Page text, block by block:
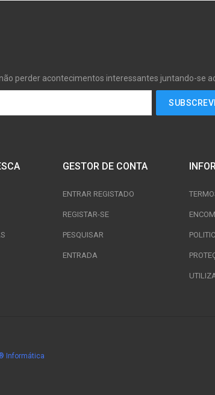
perder acontecimentos interessantes juntando-se
GESTOR DE CONTA
ENTRAR REGISTADO
REGISTAR-SE
PESQUISAR
ENTRADA
Informática